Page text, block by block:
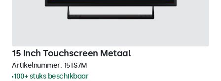
15 Inch Touchscreen Metaal
Artikelnummer: 15TS7M
100+ stuks beschikbaar